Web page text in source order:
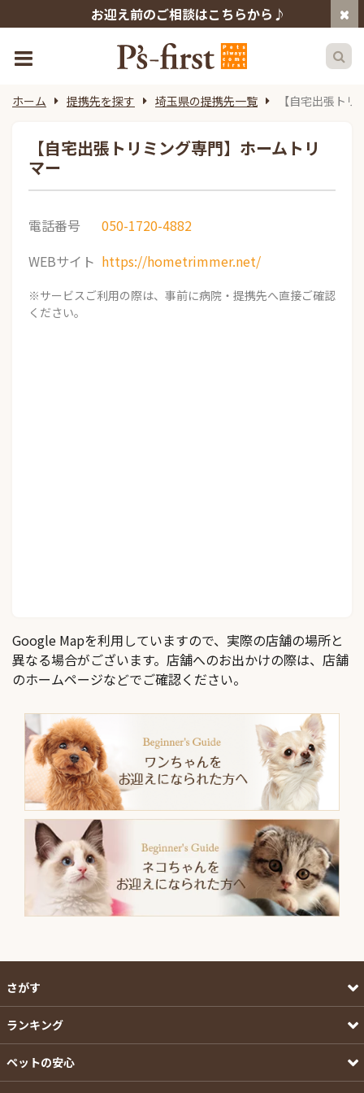
お迎え前のご相談はこちらから♪
ホーム 提携先を探す 埼玉県の提携先一覧 【自宅出張ト
【自宅出張トリミング専門】ホームトリ
マー
電話番号
050-1720-4882
WEBサイト https://hometrimmer.net/
※サービスご利用の際は、事前に病院・提携先へ直接ご確認
ください。
Google Mapを利用していますので、実際の店舗の場所と
異なる場合がございます。店舗へのお出かけの際は、店舗
のホームページなどでご確認ください。
さがす
ランキング
ペットの安心